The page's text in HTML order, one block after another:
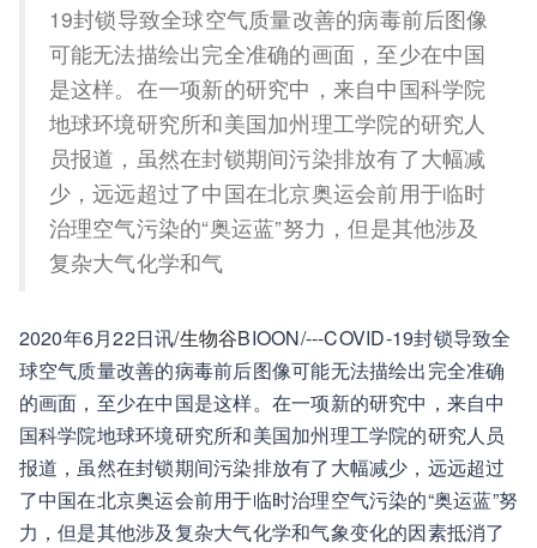
19封锁导致全球空气质量改善的病毒前后图像
可能无法描绘出完全准确的画面，至少在中国
是这样。在一项新的研究中，来自中国科学院
地球环境研究所和美国加州理工学院的研究人
员报道，虽然在封锁期间污染排放有了大幅减
少，远远超过了中国在北京奥运会前用于临时
治理空气污染的“奥运蓝”努力，但是其他涉及
复杂大气化学和气
2020年6月22日讯/生物谷BIOON/---COVID-19封锁导致全
球空气质量改善的病毒前后图像可能无法描绘出完全准确
的画面，至少在中国是这样。在一项新的研究中，来自中
国科学院地球环境研究所和美国加州理工学院的研究人员
报道，虽然在封锁期间污染排放有了大幅减少，远远超过
了中国在北京奥运会前用于临时治理空气污染的“奥运蓝”努
力，但是其他涉及复杂大气化学和气象变化的因素抵消了